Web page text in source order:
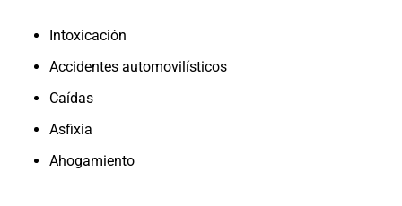
Intoxicación
Accidentes automovilísticos
Caídas
Asfixia
Ahogamiento